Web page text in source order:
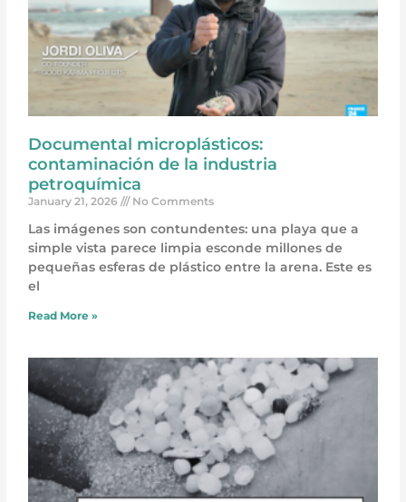
Documental microplásticos:
contaminación de la industria
petroquímica
January 21, 2026 No Comments
Las imágenes son contundentes: una playa que a
simple vista parece limpia esconde millones de
pequeñas esferas de plástico entre la arena. Este es
el
Read More »